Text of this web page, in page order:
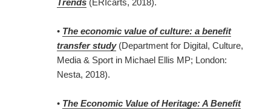
• The economic value of culture: a benefit
transfer study(Department for Digital, Culture,
Media & Sport in Michael Ellis MP; London:
Nesta, 2018).
• The Economic Value of Heritage: A Benefit